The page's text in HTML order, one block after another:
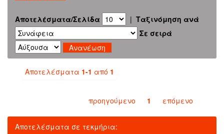
Αποτελέσματα/Σελίδα | Ταξινόμηση ανά
Σε σειρά
Αποτελέσματα 1-1 από 1
προηγούμενο 1 επόμενο
Αποτελέσματα σε τεκμήρια: